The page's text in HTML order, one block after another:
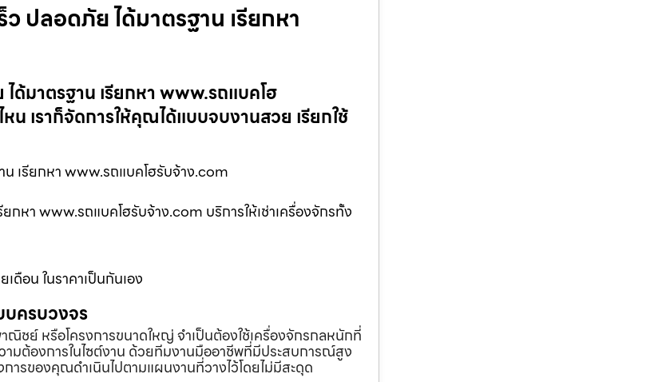
ปลอดภัย ได้มาตรฐาน เรียกหา
ด้มาตรฐาน เรียกหา www.รถแบคโฮ
เราก็จัดการให้คุณได้แบบจบงานสวย เรียกใช้
เรียกหา www.รถแบคโฮรับจ้าง.com
กหา www.รถแบคโฮรับจ้าง.com บริการให้เช่าเครื่องจักรทั้ง
ดือน ในราคาเป็นกันเอง
บครบวงจร
ณิชย์ หรือโครงการขนาดใหญ่ จำเป็นต้องใช้เครื่องจักรกลหนักที่
มต้องการในไซต์งาน ด้วยทีมงานมืออาชีพที่มีประสบการณ์สูง
ารของคุณดำเนินไปตามแผนงานที่วางไว้โดยไม่มีสะดุด